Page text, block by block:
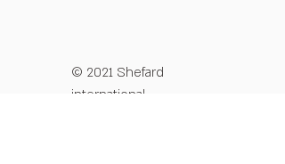
© 2021 Shefard
international